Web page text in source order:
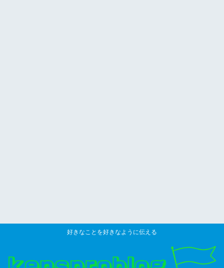
好きなことを好きなように伝える